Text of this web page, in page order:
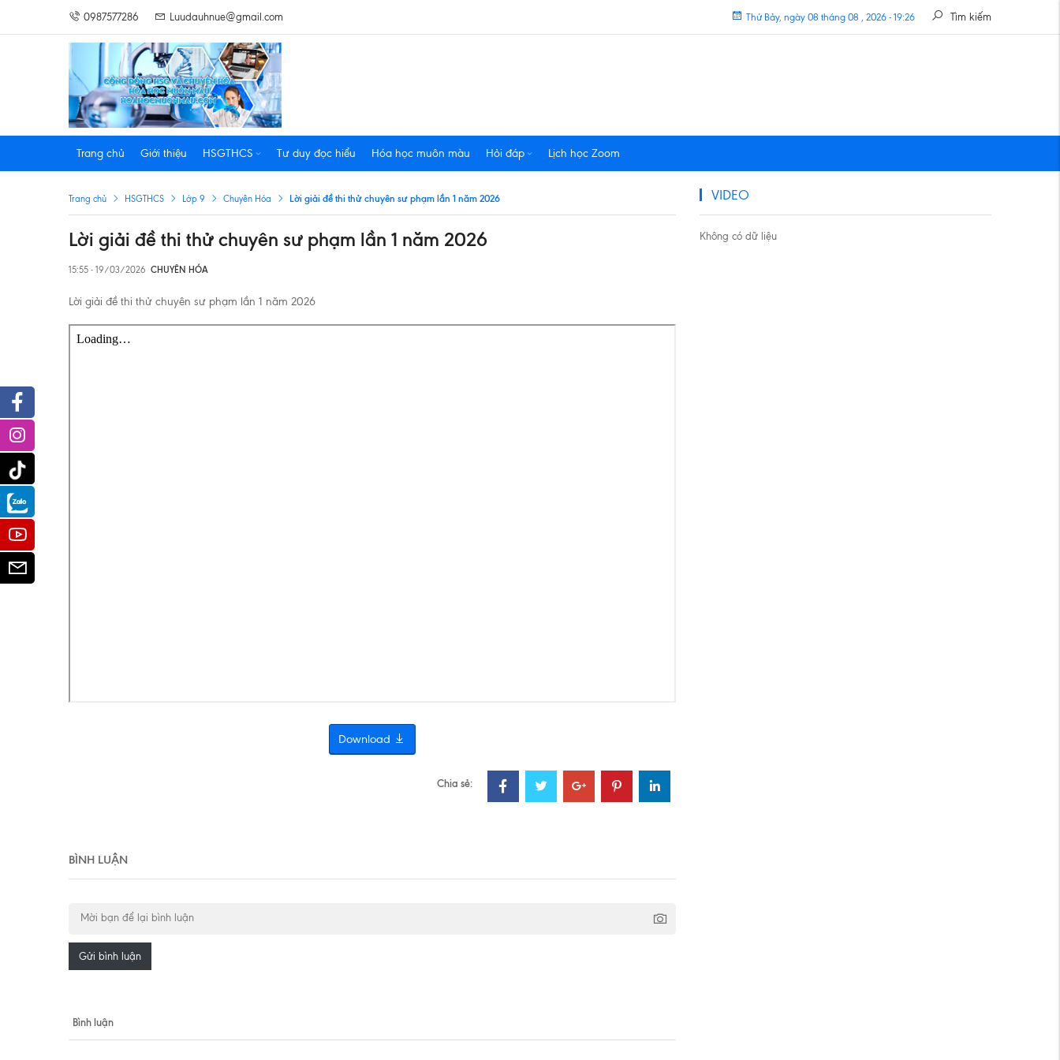
0987577286 Luudauhnue@gmail.com Tìm kiếm
Thứ Bảy, ngày 08 tháng 08 , 2026 - 19:26
Trang chủ Giới thiệu HSGTHCS Tư duy đọc hiểu Hóa học muôn màu Hỏi đáp Lịch học Zoom
Trang chủ HSGTHCS Lớp 9 Chuyên Hóa Lời giải đề thi thử chuyên sư phạm lần 1 năm 2026
Lời giải đề thi thử chuyên sư phạm lần 1 năm 2026
15:55 - 19/03/2026 CHUYÊN HÓA
Lời giải đề thi thử chuyên sư phạm lần 1 năm 2026
Download
Chia sẻ:
BÌNH LUẬN
Gửi bình luận
Bình luận
VIDEO
Không có dữ liệu